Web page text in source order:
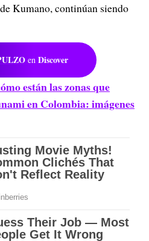
Kumano, continúan siendo
en Discover
están las zonas que
en Colombia: imágenes